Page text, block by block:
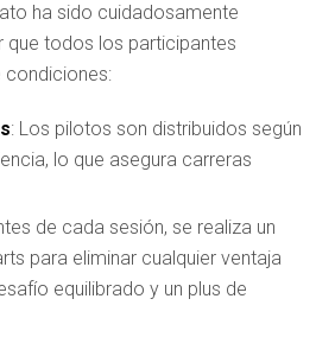
ha sido cuidadosamente
que todos los participantes
condiciones:
: Los pilotos son distribuidos según
lo que asegura carreras
de cada sesión, se realiza un
para eliminar cualquier ventaja
equilibrado y un plus de